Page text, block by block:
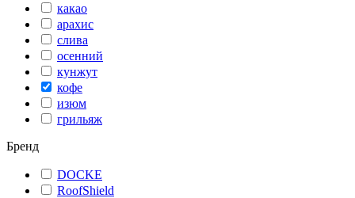
какао
арахис
слива
осенний
кунжут
кофе
изюм
грильяж
Бренд
DOCKE
RoofShield